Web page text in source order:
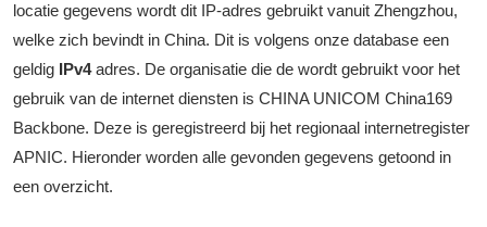
locatie gegevens wordt dit IP-adres gebruikt vanuit Zhengzhou,
welke zich bevindt in China. Dit is volgens onze database een
geldig IPv4adres. De organisatie die de wordt gebruikt voor het
gebruik van de internet diensten is CHINA UNICOM China169
Backbone. Deze is geregistreerd bij het regionaal internetregister
APNIC. Hieronder worden alle gevonden gegevens getoond in
een overzicht.